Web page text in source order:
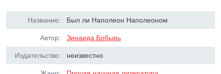
Название: Был ли Hаполеон Hаполеоном
Автор: Зинаида Бобырь
Издательство: неизвестно